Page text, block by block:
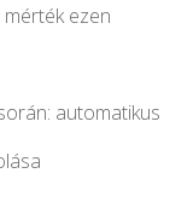
ezen
automatikus